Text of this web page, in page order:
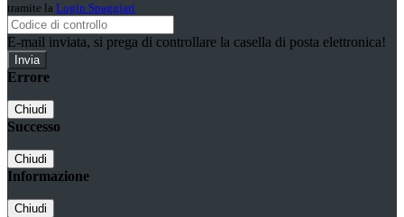
tramite la Login Spaggiari
E-mail inviata, si prega di controllare la casella di posta elettronica!
Errore
Chiudi
Successo
Chiudi
Informazione
Chiudi